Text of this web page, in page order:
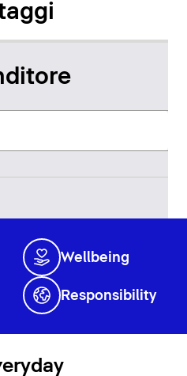
Wellbeing
Responsibility